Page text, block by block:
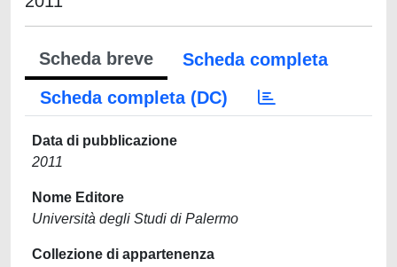
Scheda breve
Scheda completa
Scheda completa (DC)
Data di pubblicazione
2011
Nome Editore
Università degli Studi di Palermo
Collezione di appartenenza